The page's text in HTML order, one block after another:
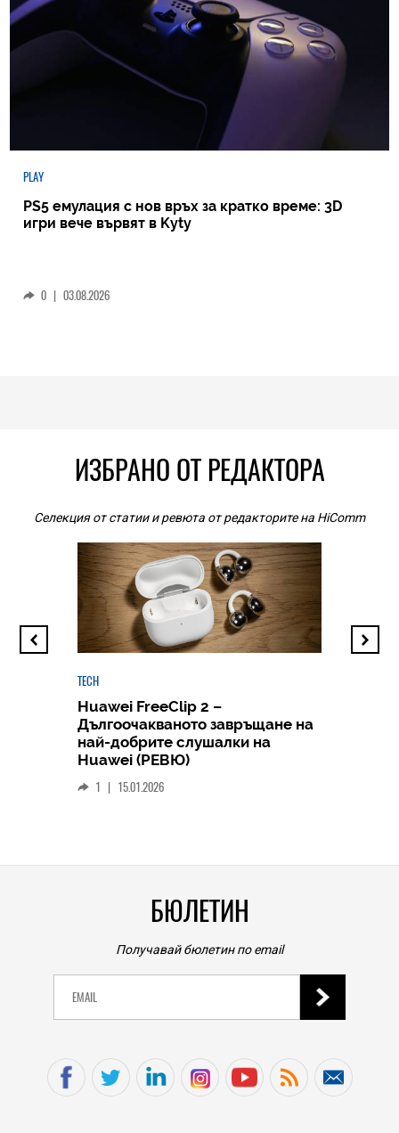
PLAY
PS5 емулация с нов връх за кратко време: 3D
игри вече вървят в Kyty
0 | 03.08.2026
ИЗБРАНО ОТ РЕДАКТОРА
Селекция от статии и ревюта от редакторите на HiComm
TECH
Huawei FreeClip 2 –
Дългоочакваното завръщане на
най-добрите слушалки на
Huawei (РЕВЮ)
1 | 15.01.2026
БЮЛЕТИН
Получавай бюлетин по email